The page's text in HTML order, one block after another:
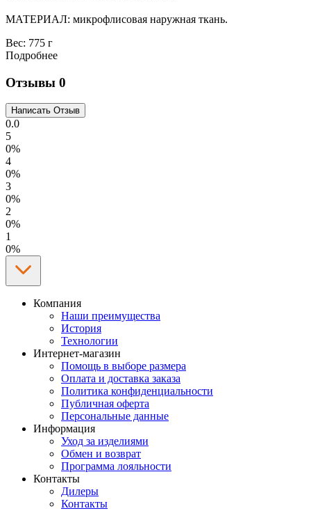
МАТЕРИАЛ: микрофлисовая наружная ткань.
Вес: 775 г
Подробнее
Отзывы 0
0.0
5
0%
4
0%
3
0%
2
0%
1
0%
Компания
Наши преимущества
История
Технологии
Интернет-магазин
Помощь в выборе размера
Оплата и доставка заказа
Политика конфиденциальности
Публичная оферта
Персональные данные
Информация
Уход за изделиями
Обмен и возврат
Программа лояльности
Контакты
Дилеры
Контакты